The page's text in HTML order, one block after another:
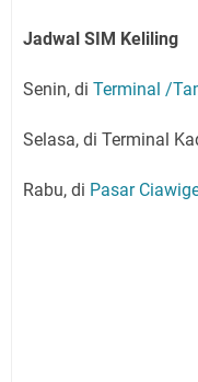
Jadwal SIM Keliling
Senin, di Terminal /
Selasa, di Terminal
Rabu, di Pasar